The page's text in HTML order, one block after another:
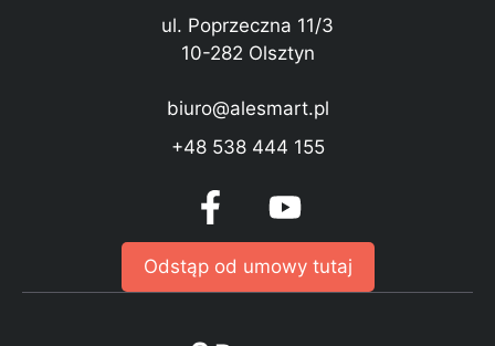
ul. Poprzeczna 11/3
10-282 Olsztyn
biuro@alesmart.pl
+48 538 444 155
Odstąp od umowy tutaj